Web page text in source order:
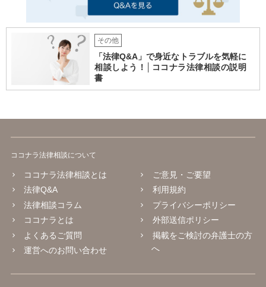
その他
「法律Q&A」で身近なトラブルを気軽に
相談しよう！│ココナラ法律相談の説明
書
ココナラ法律相談について
ココナラ法律相談とは
法律Q&A
法律相談コラム
ココナラとは
よくあるご質問
運営へのお問い合わせ
ご意見・ご要望
利用規約
プライバシーポリシー
外部送信ポリシー
掲載をご検討の弁護士の方
へ